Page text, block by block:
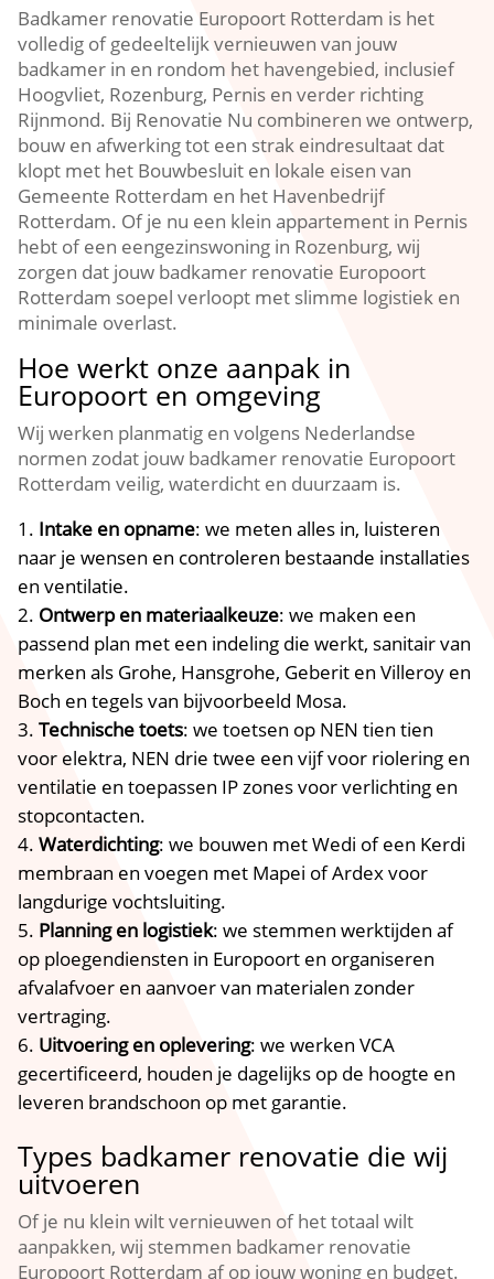
Badkamer renovatie Europoort Rotterdam is het
volledig of gedeeltelijk vernieuwen van jouw
badkamer in en rondom het havengebied, inclusief
Hoogvliet, Rozenburg, Pernis en verder richting
Rijnmond.​ Bij Renovatie Nu combineren we ontwerp,
bouw en afwerking tot een strak eindresultaat dat
klopt met het Bouwbesluit en lokale eisen van
Gemeente Rotterdam en het Havenbedrijf
Rotterdam.​ Of je nu een klein appartement in Pernis
hebt of een eengezinswoning in Rozenburg, wij
zorgen dat jouw badkamer renovatie Europoort
Rotterdam soepel verloopt met slimme logistiek en
minimale overlast.​
Hoe werkt onze aanpak in
Europoort en omgeving
Wij werken planmatig en volgens Nederlandse
normen zodat jouw badkamer renovatie Europoort
Rotterdam veilig, waterdicht en duurzaam is.​
Intake en opname: we meten alles in, luisteren
naar je wensen en controleren bestaande installaties
en ventilatie.​
Ontwerp en materiaalkeuze: we maken een
passend plan met een indeling die werkt, sanitair van
merken als Grohe, Hansgrohe, Geberit en Villeroy en
Boch en tegels van bijvoorbeeld Mosa.​
Technische toets: we toetsen op NEN tien tien
voor elektra, NEN drie twee een vijf voor riolering en
ventilatie en toepassen IP zones voor verlichting en
stopcontacten.​
Waterdichting: we bouwen met Wedi of een Kerdi
membraan en voegen met Mapei of Ardex voor
langdurige vochtsluiting.​
Planning en logistiek: we stemmen werktijden af
op ploegendiensten in Europoort en organiseren
afvalafvoer en aanvoer van materialen zonder
vertraging.​
Uitvoering en oplevering: we werken VCA
gecertificeerd, houden je dagelijks op de hoogte en
leveren brandschoon op met garantie.​
Types badkamer renovatie die wij
uitvoeren
Of je nu klein wilt vernieuwen of het totaal wilt
aanpakken, wij stemmen badkamer renovatie
Europoort Rotterdam af op jouw woning en budget.​